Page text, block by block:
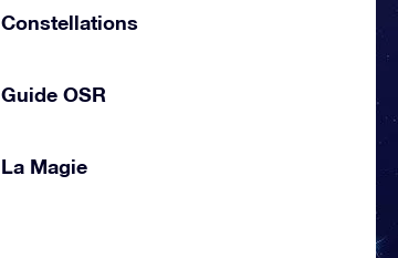
Constellations
Guide OSR
La Magie